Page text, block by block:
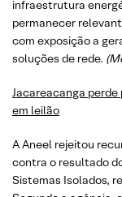
infraestrutura
permanecer
com exposição a
soluções de rede.
Jacareacanga
em leilão
A Aneel rejeitou
contra o resultado
Sistemas Isolados,